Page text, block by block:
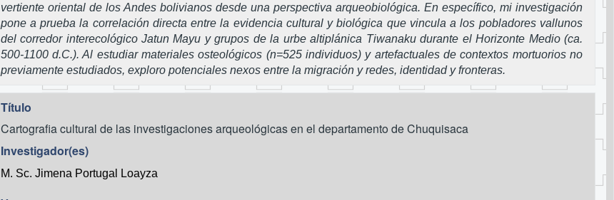
vertiente oriental de los Andes bolivianos desde una perspectiva arqueobiológica. En específico, mi investigación
pone a prueba la correlación directa entre la evidencia cultural y biológica que vincula a los pobladores vallunos
del corredor interecológico Jatun Mayu y grupos de la urbe altiplánica Tiwanaku durante el Horizonte Medio (ca.
500-1100 d.C.). Al estudiar materiales osteológicos (n=525 individuos) y artefactuales de contextos mortuorios no
previamente estudiados, exploro potenciales nexos entre la migración y redes, identidad y fronteras.
Título
Cartografia cultural de las investigaciones arqueológicas en el departamento de Chuquisaca
Investigador(es)
M. Sc. Jimena Portugal Loayza